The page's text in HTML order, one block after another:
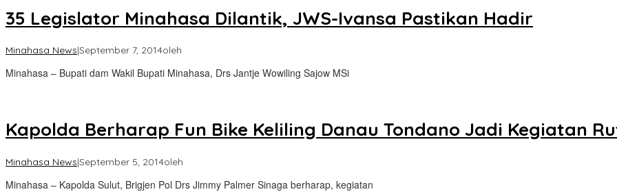
35 Legislator Minahasa Dilantik, JWS-Ivansa Pastikan Hadir
Minahasa News|September 7, 2014oleh
Minahasa – Bupati dam Wakil Bupati Minahasa, Drs Jantje Wowiling Sajow MSi
Kapolda Berharap Fun Bike Keliling Danau Tondano Jadi Kegiatan
Minahasa News|September 5, 2014oleh
Minahasa – Kapolda Sulut, Brigjen Pol Drs Jimmy Palmer Sinaga berharap, kegiatan